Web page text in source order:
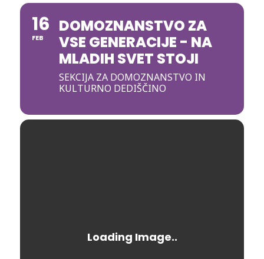
16
FEB
DOMOZNANSTVO ZA
VSE GENERACIJE - NA
MLADIH SVET STOJI
SEKCIJA ZA DOMOZNANSTVO IN
KULTURNO DEDIŠČINO